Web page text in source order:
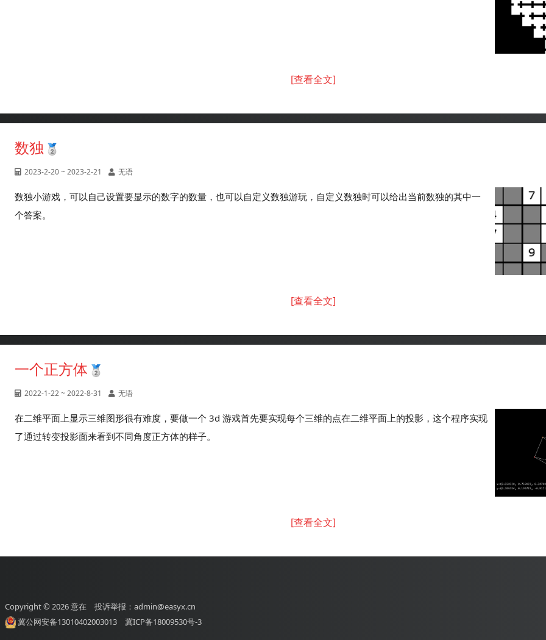
[查看全文]
数独
2023-2-20 ~ 2023-2-21 无语
数独小游戏，可以自己设置要显示的数字的数量，也可以自定义数独游玩，自定义数独时可以给出当前数独的其中一
个答案。
[查看全文]
一个正方体
2022-1-22 ~ 2022-8-31 无语
在二维平面上显示三维图形很有难度，要做一个 3d 游戏首先要实现每个三维的点在二维平面上的投影，这个程序实现
了通过转变投影面来看到不同角度正方体的样子。
[查看全文]
Copyright © 2026意在 投诉举报：admin@easyx.cn
冀公网安备13010402003013
冀ICP备18009530号-3